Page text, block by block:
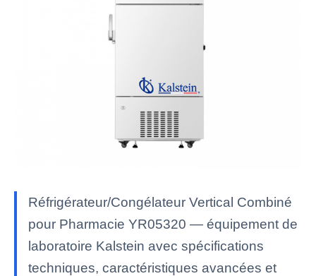
Réfrigérateur/Congélateur Vertical Combiné
pour Pharmacie YR05320 — équipement de
laboratoire Kalstein avec spécifications
techniques, caractéristiques avancées et